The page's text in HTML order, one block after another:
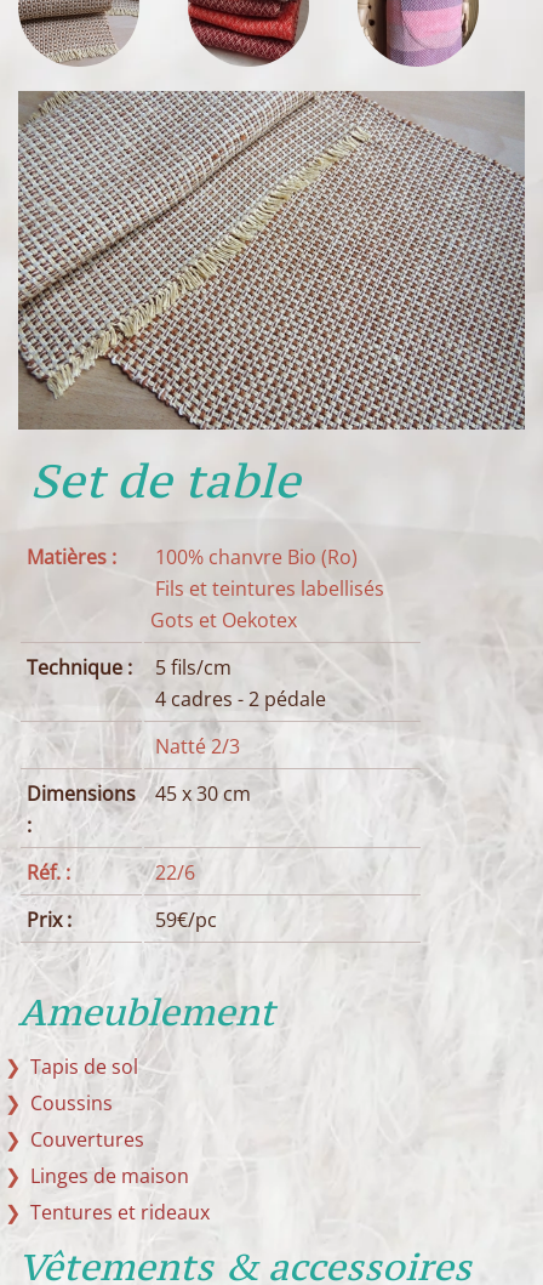
Set de table
Matières :
100% chanvre Bio (Ro)
Fils et teintures labellisés
Gots et Oekotex
Technique :
5 fils/cm
4 cadres - 2 pédale
Natté 2/3
Dimensions
:
45 x 30 cm
Réf. :
22/6
Prix :
59€/pc
Ameublement
Tapis de sol
Coussins
Couvertures
Linges de maison
Tentures et rideaux
Vêtements & accessoires